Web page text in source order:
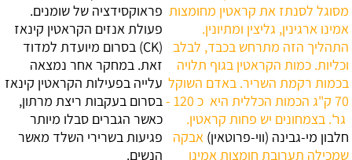
מסוגל לסנתז את קראטין מחומצות
אמינו ארגינין, גליצין ומתיונין.
התהליך הזה מתרחש בכבד, לבלב
וכליות. כמות הקראטין בגוף תלויה
בכמות רקמת השריר. באדם השוקל
70 ‏ק"ג הכמות הכללית היא ‏כ 120 -
‏ גר'. בצמחונים יש פחות קראטין.
חלבון מי-גבינה (ווי-פרוטאין) אבקה
שמכילה תערובת חומצות אמינו
פראוקסידציה של שומנים.
פעולת אנזים הקראטין קינאז
(CK) בסרום מיועדת למדוד
זאת. במחקר אחר נמצאה
עלייה בפעילות הקראטין קינאז
בסרום בעקבות ריצת מרתון,
כאשר הגברים סבלו מיותר
פגיעות בשרירי השלד מאשר
הנשים.